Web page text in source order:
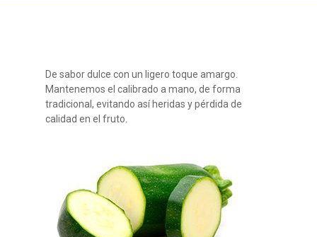
De sabor dulce con un ligero toque amargo.
Mantenemos el calibrado a mano, de forma
tradicional, evitando así heridas y pérdida de
calidad en el fruto.